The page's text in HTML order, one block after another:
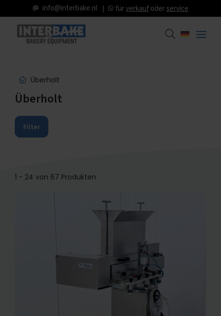
info@interbake.nl fürverkaufoderservice
Überholt
Überholt
Filter
1 - 24 von 67 Produkten